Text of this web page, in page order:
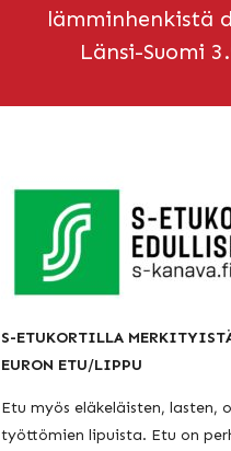
lämminhenkistä
Länsi-Suomi
S-ETUKORTILLA
EURON ETU/LIPPU
Etu myös eläkeläisten, lasten,
työttömien lipuista. Etu on